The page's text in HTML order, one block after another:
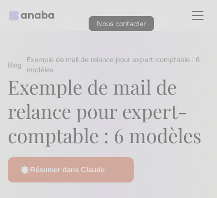
Nous contacter
Blog
Exemple de mail de relance pour expert-comptable : 6
modèles
Exemple de mail de
relance pour expert-
comptable : 6 modèles
Résumer dans Claude